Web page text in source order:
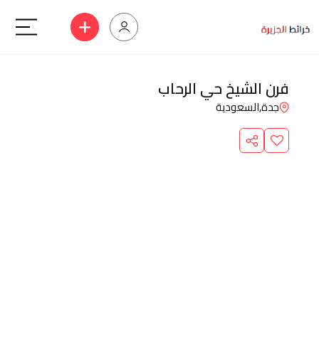
فرن الشيخ حي الرحاب
جدة,السعودية